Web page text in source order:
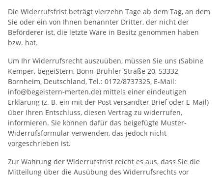
Die Widerrufsfrist beträgt vierzehn Tage ab dem Tag, an dem
Sie oder ein von Ihnen benannter Dritter, der nicht der
Beförderer ist, die letzte Ware in Besitz genommen haben
bzw. hat.
Um Ihr Widerrufsrecht auszuüben, müssen Sie uns (Sabine
Kemper, begeiStern, Bonn-Brühler-Straße 20, 53332
Bornheim, Deutschland, Tel.: 0172/8737325, E-Mail:
info@begeistern-merten.de) mittels einer eindeutigen
Erklärung (z. B. ein mit der Post versandter Brief oder E-Mail)
über Ihren Entschluss, diesen Vertrag zu widerrufen,
informieren. Sie können dafür das beigefügte Muster-
Widerrufsformular verwenden, das jedoch nicht
vorgeschrieben ist.
Zur Wahrung der Widerrufsfrist reicht es aus, dass Sie die
Mitteilung über die Ausübung des Widerrufsrechts vor